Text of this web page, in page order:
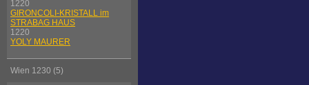
1220
GIRONCOLI-KRISTALL im
STRABAG HAUS
1220
YOLY MAURER
Wien 1230 (5)